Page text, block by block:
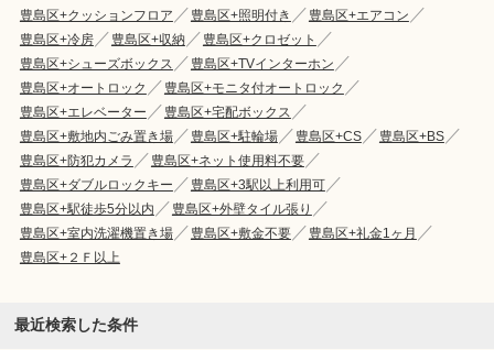
豊島区+クッションフロア
豊島区+照明付き
豊島区+エアコン
豊島区+冷房
豊島区+収納
豊島区+クロゼット
豊島区+シューズボックス
豊島区+TVインターホン
豊島区+オートロック
豊島区+モニタ付オートロック
豊島区+エレベーター
豊島区+宅配ボックス
豊島区+敷地内ごみ置き場
豊島区+駐輪場 豊島区+CS
豊島区+BS
豊島区+防犯カメラ
豊島区+ネット使用料不要
豊島区+ダブルロックキー
豊島区+3駅以上利用可
豊島区+駅徒歩5分以内
豊島区+外壁タイル張り
豊島区+室内洗濯機置き場
豊島区+敷金不要
豊島区+礼金1ヶ月
豊島区+２Ｆ以上
最近検索した条件